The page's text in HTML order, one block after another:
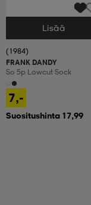
Valitse Koko
Lisää
(1984)
FRANK DANDY
So 5p Lowcut Sock
7,-
Suositushinta 17,99